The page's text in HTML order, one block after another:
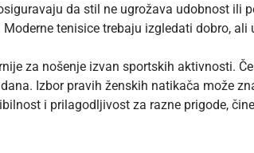
da stil ne ugrožava udobnost ili
tenisice trebaju izgledati dobro,
za nošenje izvan sportskih aktivnosti.
Izbor pravih ženskih natikača može
i prilagodljivost za razne prigode,